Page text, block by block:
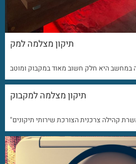
תיקון מצלמה למק
תיקון מצלמה למקבוק